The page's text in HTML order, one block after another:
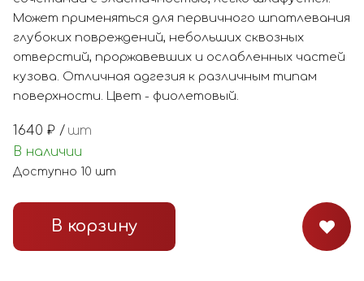
Может применяться для первичного шпатлевания
глубоких повреждений, небольших сквозных
отверстий, проржавевших и ослабленных частей
кузова. Отличная адгезия к различным типам
поверхности. Цвет - фиолетовый.
1640 ₽ / шт
В наличии
Доступно 10 шт
В корзину